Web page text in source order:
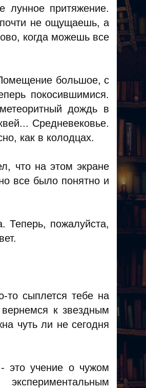
лунное притяжение.
почти не ощущаешь, а
когда можешь все
большое, с
покосившимися.
дождь в
Средневековье.
как в колодцах.
что на этом экране
все было понятно и
Теперь, пожалуйста,
сыплется тебе на
к звездным
чуть ли не сегодня
это учение о чужом